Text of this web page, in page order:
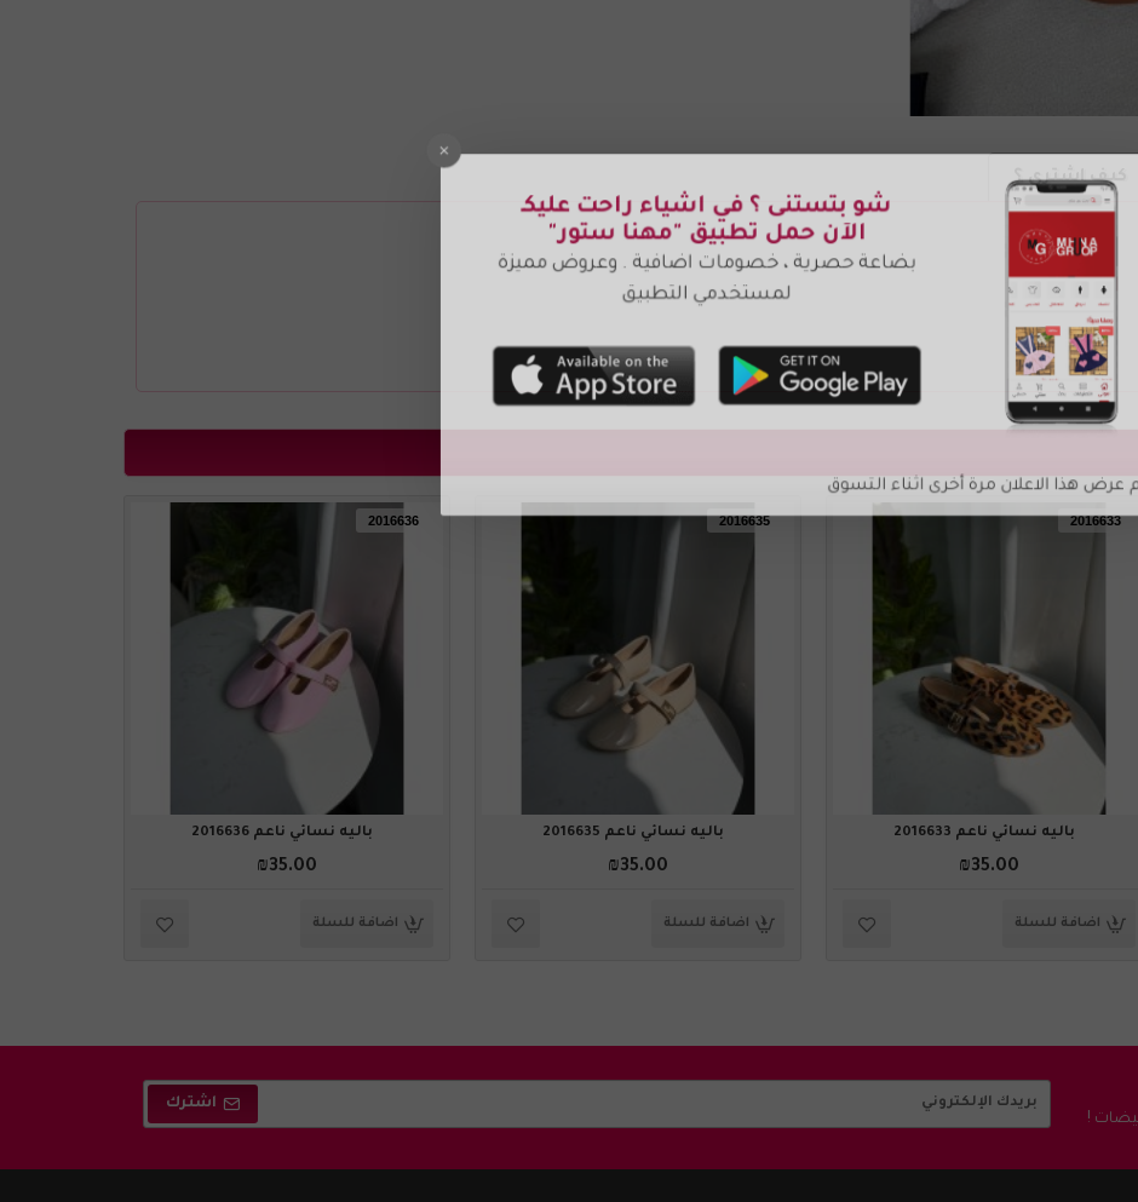
كيف اشتري ؟
2016633
باليه نسائي ناعم 2016633
₪35.00
اضافة للسلة
2016635
باليه نسائي ناعم 2016635
₪35.00
اضافة للسلة
2016636
باليه نسائي ناعم 2016636
₪35.00
اضافة للسلة
!
اشترك